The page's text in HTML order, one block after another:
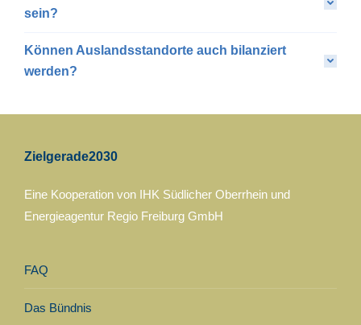
sein?
Können Auslandsstandorte auch bilanziert
werden?
Zielgerade2030
Eine Kooperation von IHK Südlicher Oberrhein und
Energieagentur Regio Freiburg GmbH
FAQ
Das Bündnis